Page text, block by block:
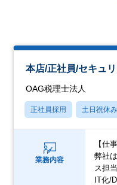
本店/正社員/セキュ
OAG税理士法人
正社員採用 土日祝休み
業務内容
【仕
弊社
ス担
IT化/